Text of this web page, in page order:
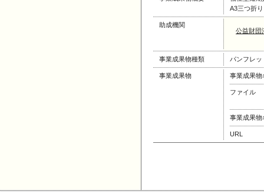
A3三つ折
助成機関
公益財団
事業成果物種類 パンフレッ
事業成果物 事業成果物
ファイル
事業成果物
URL